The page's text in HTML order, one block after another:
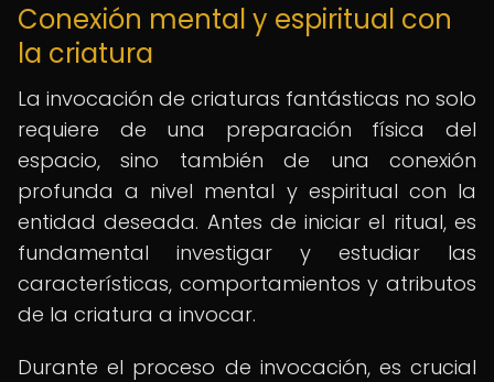
Conexión mental y espiritual con
la criatura
La invocación de criaturas fantásticas no solo
requiere de una preparación física del
espacio, sino también de una conexión
profunda a nivel mental y espiritual con la
entidad deseada. Antes de iniciar el ritual, es
fundamental investigar y estudiar las
características, comportamientos y atributos
de la criatura a invocar.
Durante el proceso de invocación, es crucial